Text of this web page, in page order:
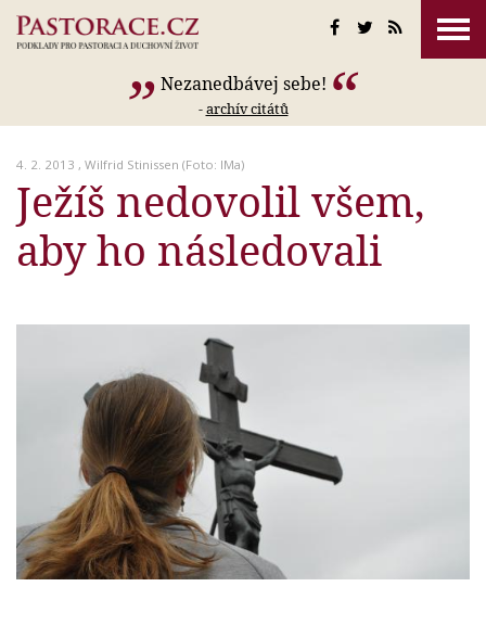
Nezanedbávej sebe!
-archív citátů
4. 2. 2013 , Wilfrid Stinissen (Foto: IMa)
Ježíš nedovolil všem,
aby ho následovali